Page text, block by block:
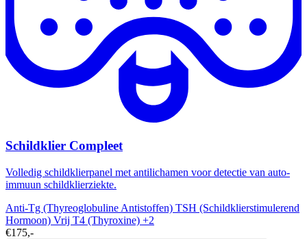
Schildklier Compleet
Volledig schildklierpanel met antilichamen voor detectie van auto-
immuun schildklierziekte.
Anti-Tg (Thyreoglobuline Antistoffen) TSH (Schildklierstimulerend
Hormoon) Vrij T4 (Thyroxine) +2
€175,-